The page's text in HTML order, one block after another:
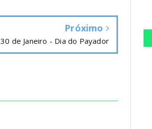
Próximo
30 de Janeiro - Dia do Payador